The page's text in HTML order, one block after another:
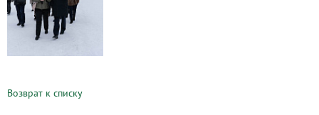
Возврат к списку